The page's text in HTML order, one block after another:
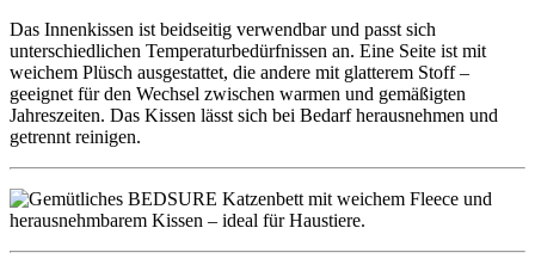
Das Innenkissen ist beidseitig verwendbar und passt sich
unterschiedlichen Temperaturbedürfnissen an. Eine Seite ist mit
weichem Plüsch ausgestattet, die andere mit glatterem Stoff –
geeignet für den Wechsel zwischen warmen und gemäßigten
Jahreszeiten. Das Kissen lässt sich bei Bedarf herausnehmen und
getrennt reinigen.